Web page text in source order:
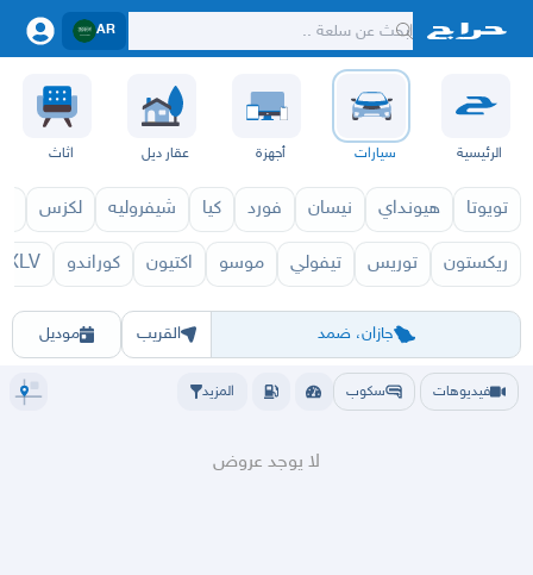
AR
الرئيسية سيارات أجهزة عقار ديل اثاث
تويوتا هيونداي نيسان فورد كيا شيفروليه لكزس
ريكستون توريس تيفولي موسو اكتيون كوراندو XLV
جازان، ضمد
الرياض مكه ينبع تبوك القصيمحائل أبها الباحة
القريب موديل
سانج يونج 2027
فيديوهات سكوب المزيد
لا يوجد عروض